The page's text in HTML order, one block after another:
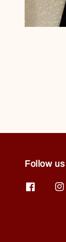
Follow us